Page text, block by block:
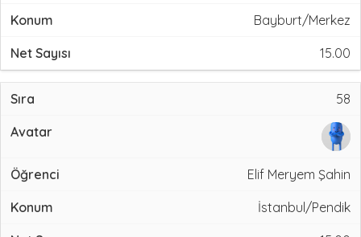
Bayburt/Merkez
15.00
58
Elif Meryem Şahin
İstanbul/Pendik